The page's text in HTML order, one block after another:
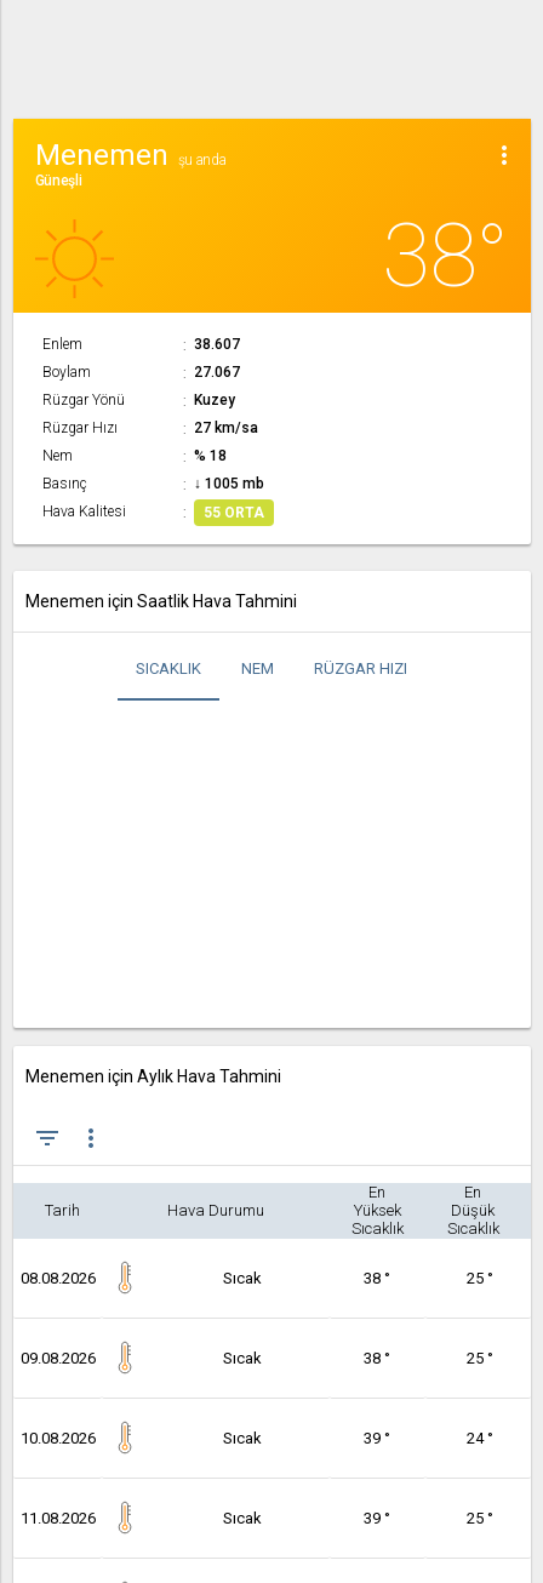
more_vert
Menemen
şu anda
Güneşli
38°
Enlem
38.607
Boylam
27.067
Rüzgar Yönü
Kuzey
Rüzgar Hızı
27 km/sa
Nem
% 18
Basınç
↓ 1005 mb
Hava Kalitesi
55 ORTA
Menemen için Saatlik Hava Tahmini
SICAKLIK NEM RÜZGAR HIZI
Menemen için Aylık Hava Tahmini
filter_list more_vert
Tarih Hava Durumu
En
Yüksek
Sıcaklık
En
Düşük
Sıcaklık
08.08.2026 Sıcak 38 ° 25 °
09.08.2026 Sıcak 38 ° 25 °
10.08.2026 Sıcak 39 ° 24 °
11.08.2026 Sıcak 39 ° 25 °